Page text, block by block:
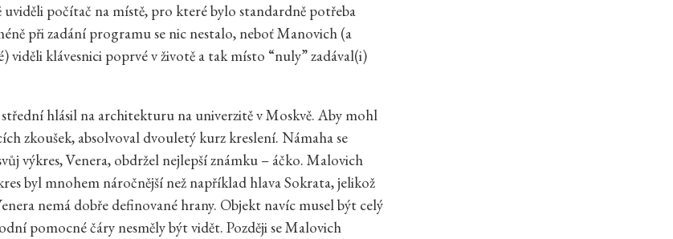
uviděli počítač na místě, pro které bylo standardně potřeba
při zadání programu se nic nestalo, neboť Manovich (a
viděli klávesnici poprvé v životě a tak místo “nuly” zadával(i)
hlásil na architekturu na univerzitě v Moskvě. Aby mohl
zkoušek, absolvoval dvouletý kurz kreslení. Námaha se
výkres, Venera, obdržel nejlepší známku – áčko. Malovich
byl mnohem náročnější než například hlava Sokrata, jelikož
nemá dobře definované hrany. Objekt navíc musel být celý
pomocné čáry nesměly být vidět. Později se Malovich